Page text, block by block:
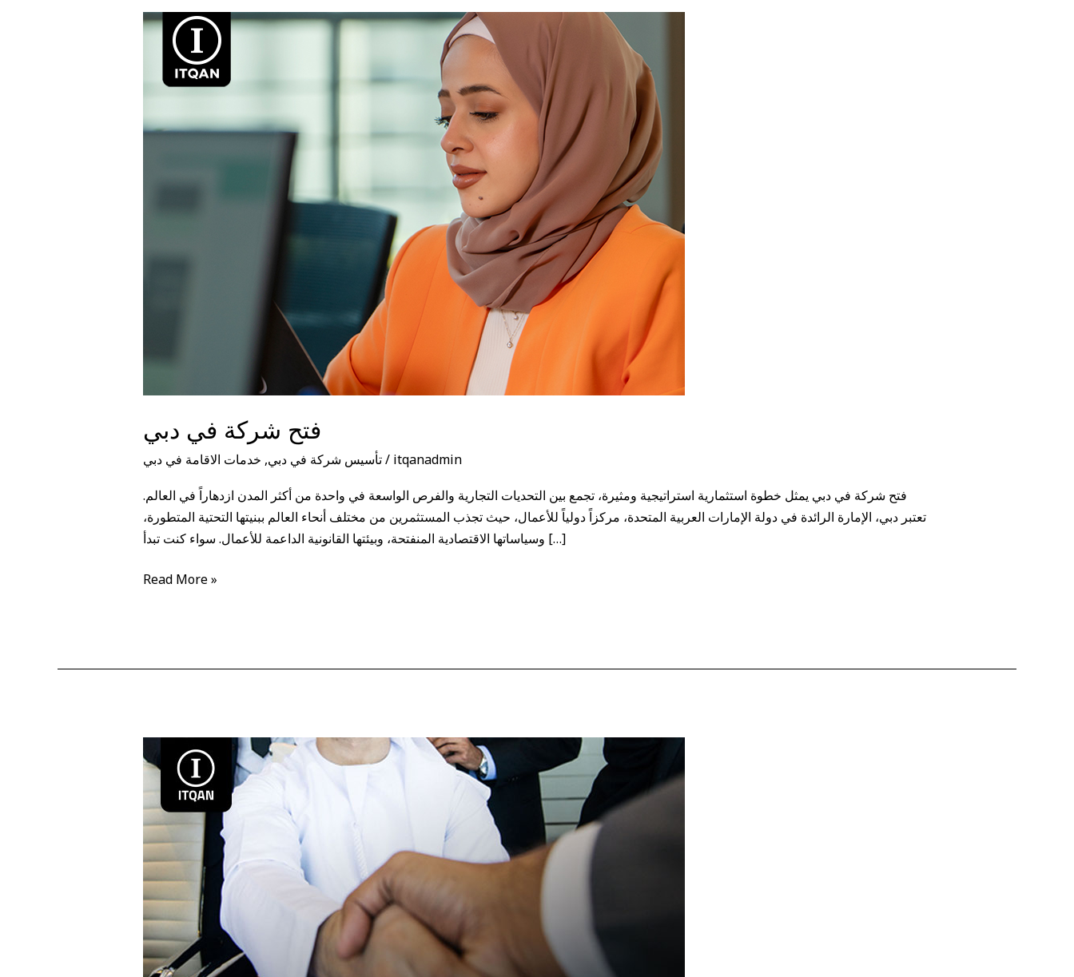
فتح شركة في دبي
تأسيس شركة في دبي, خدمات الاقامة في دبي / itqanadmin
فتح شركة في دبي يمثل خطوة استثمارية استراتيجية ومثيرة، تجمع بين التحديات التجارية والفرص الواسعة في واحدة من أكثر المدن ازدهاراً في العالم.
تعتبر دبي، الإمارة الرائدة في دولة الإمارات العربية المتحدة، مركزاً دولياً للأعمال، حيث تجذب المستثمرين من مختلف أنحاء العالم ببنيتها التحتية المتطورة،
وسياساتها الاقتصادية المنفتحة، وبيئتها القانونية الداعمة للأعمال. سواء كنت تبدأ […]
فتح
شركة
Read More »
تأسيس
شركة
فى
دبى